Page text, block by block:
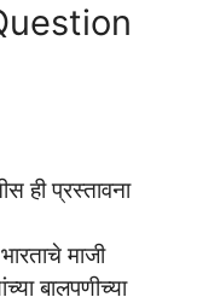
ही प्रस्तावना
माजी
बालपणीच्या